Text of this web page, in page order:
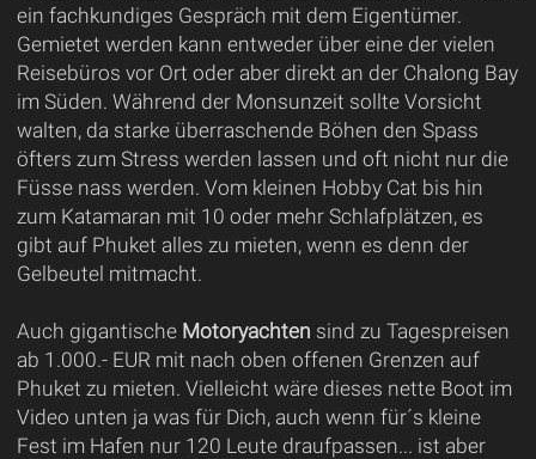
ein fachkundiges Gespräch mit dem Eigentümer.
Gemietet werden kann entweder über eine der vielen
Reisebüros vor Ort oder aber direkt an der Chalong Bay
im Süden. Während der Monsunzeit sollte Vorsicht
walten, da starke überraschende Böhen den Spass
öfters zum Stress werden lassen und oft nicht nur die
Füsse nass werden. Vom kleinen Hobby Cat bis hin
zum Katamaran mit 10 oder mehr Schlafplätzen, es
gibt auf Phuket alles zu mieten, wenn es denn der
Gelbeutel mitmacht.
Auch gigantische Motoryachten sind zu Tagespreisen
ab 1.000.- EUR mit nach oben offenen Grenzen auf
Phuket zu mieten. Vielleicht wäre dieses nette Boot im
Video unten ja was für Dich, auch wenn für´s kleine
Fest im Hafen nur 120 Leute draufpassen... ist aber